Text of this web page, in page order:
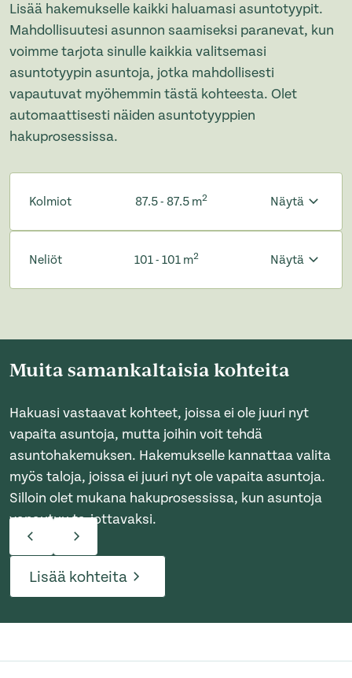
Lisää hakemukselle kaikki haluamasi asuntotyypit.
Mahdollisuutesi asunnon saamiseksi paranevat, kun
voimme tarjota sinulle kaikkia valitsemasi
asuntotyypin asuntoja, jotka mahdollisesti
vapautuvat myöhemmin tästä kohteesta. Olet
automaattisesti näiden asuntotyyppien
hakuprosessissa.
Kolmiot 87.5 - 87.5 m2 Näytä
Neliöt 101 - 101 m2 Näytä
Muita samankaltaisia kohteita
Hakuasi vastaavat kohteet, joissa ei ole juuri nyt
vapaita asuntoja, mutta joihin voit tehdä
asuntohakemuksen. Hakemukselle kannattaa valita
myös taloja, joissa ei juuri nyt ole vapaita asuntoja.
Silloin olet mukana hakuprosessissa, kun asuntoja
vapautuu tarjottavaksi.
Lisää kohteita